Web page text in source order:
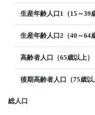
生産年齢人口1（15～39
生産年齢人口2（40～64
高齢者人口（65歳以上）
後期高齢者人口（75歳以
総人口